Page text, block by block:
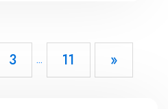
3 ... 11 »